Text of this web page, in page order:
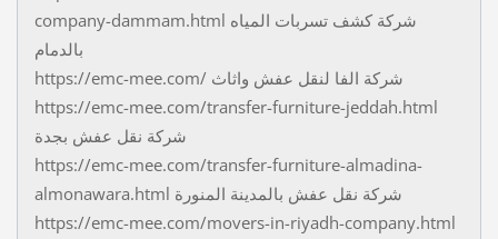
company-dammam.html شركة كشف تسربات المياه
بالدمام
https://emc-mee.com/ شركة الفا لنقل عفش واثاث
https://emc-mee.com/transfer-furniture-jeddah.html
شركة نقل عفش بجدة
https://emc-mee.com/transfer-furniture-almadina-
almonawara.html شركة نقل عفش بالمدينة المنورة
https://emc-mee.com/movers-in-riyadh-company.html